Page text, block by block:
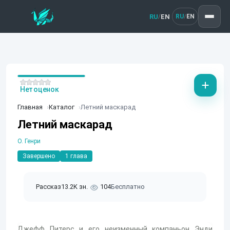
RU/EN RU/ EN
Главная Каталог Летний маскарад
Летний маскарад
О. Генри
Завершено 1 глава
Рассказ13.2K зн. 104Бесплатно
Нет оценок